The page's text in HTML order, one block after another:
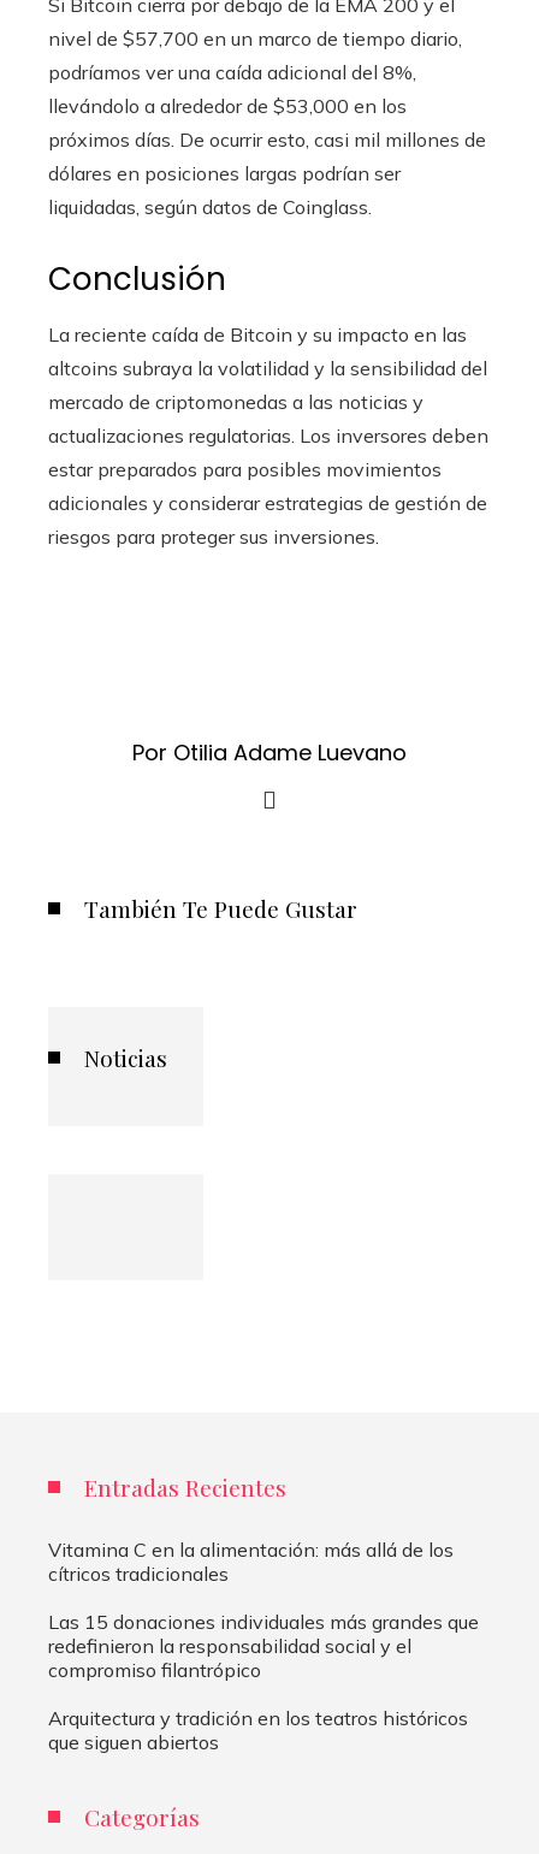
Si Bitcoin cierra por debajo de la EMA 200 y el
nivel de $57,700 en un marco de tiempo diario,
podríamos ver una caída adicional del 8%,
llevándolo a alrededor de $53,000 en los
próximos días. De ocurrir esto, casi mil millones de
dólares en posiciones largas podrían ser
liquidadas, según datos de Coinglass.
Conclusión
La reciente caída de Bitcoin y su impacto en las
altcoins subraya la volatilidad y la sensibilidad del
mercado de criptomonedas a las noticias y
actualizaciones regulatorias. Los inversores deben
estar preparados para posibles movimientos
adicionales y considerar estrategias de gestión de
riesgos para proteger sus inversiones.
Por Otilia Adame Luevano
También Te Puede Gustar
Noticias
Entradas Recientes
Vitamina C en la alimentación: más allá de los
cítricos tradicionales
Las 15 donaciones individuales más grandes que
redefinieron la responsabilidad social y el
compromiso filantrópico
Arquitectura y tradición en los teatros históricos
que siguen abiertos
Categorías